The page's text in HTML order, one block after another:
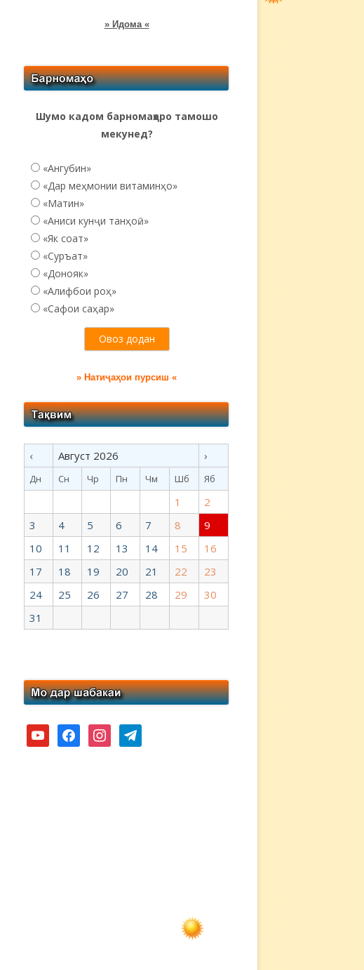
» Идома «
Шумо кадом барномаҳоро тамошо
мекунед?
«Ангубин»
«Дар меҳмонии витаминҳо»
«Матин»
«Аниси кунҷи танҳоӣ...»
«Як соат»
«Суръат»
«Донояк»
«Алифбои роҳ»
«Сафои саҳар»
» Натиҷаҳои пурсиш «
‹ Август 2026 ›
Дн Сн Чр Пн Чм Шб Яб
1
2
3
4 5 6 7 8
9
10
11 12 13 14 15
16
17
18 19 20 21 22
23
24
25 26 27 28 29
30
31
youtubefacebookinstagramtelegram